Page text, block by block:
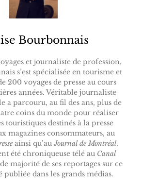
Bourbonnais
et journaliste de profession,
s’est spécialisée en tourisme et
200 voyages de presse au cours
années. Véritable journaliste
a parcouru, au fil des ans, plus de
coins du monde pour réaliser
touristiques destinés à la presse
magazines consommateurs, au
ainsi qu’auJournal de Montréal.
été chroniqueuse télé au Canal
majorité de ses reportages sur ce
publiée dans les grands médias.